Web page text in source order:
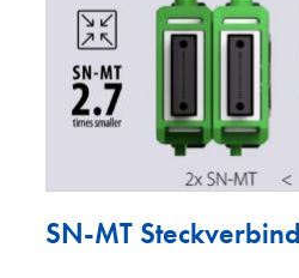
SN-MT